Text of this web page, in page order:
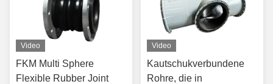
Video
FKM Multi Sphere
Flexible Rubber Joint
Video
Kautschukverbundene
Rohre, die in